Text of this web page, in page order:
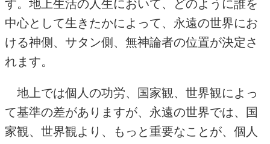
す。地上生活の人生において、どのように誰を
中心として生きたかによって、永遠の世界にお
ける神側、サタン側、無神論者の位置が決定さ
れます。
地上では個人の功労、国家観、世界観によっ
て基準の差がありますが、永遠の世界では、国
家観、世界観より、もっと重要なことが、個人